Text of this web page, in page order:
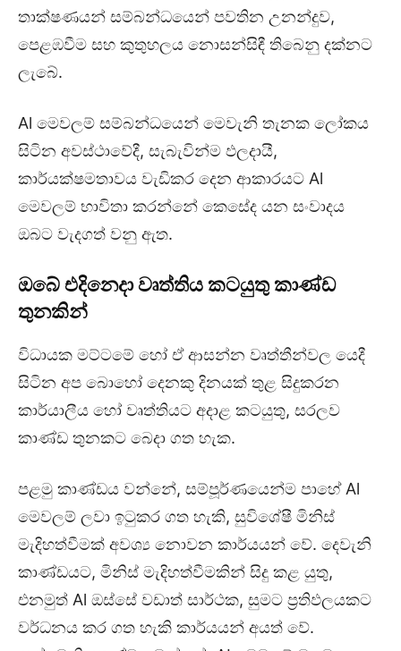
තාක්ෂණයන් සම්බන්ධයෙන් පවතින උනන්දුව,
පෙළඹවීම සහ කුතුහලය නොසන්සිඳී තිබෙනු දක්නට
ලැබේ.
Al මෙවලම් සම්බන්ධයෙන් මෙවැනි තැනක ලෝකය
සිටින අවස්ථාවේදී, සැබැවින්ම ඵලදායී,
කාර්යක්ෂමතාවය වැඩිකර දෙන ආකාරයට Al
මෙවලම් භාවිතා කරන්නේ කෙසේද යන සංවාදය
ඔබට වැදගත් වනු ඇත.
ඔබේ එදිනෙදා වෘත්තිය කටයුතු කාණ්ඩ
තුනකින්
විධායක මට්ටමේ හෝ ඒ ආසන්න වෘත්තීන්වල යෙදී
සිටින අප බොහෝ දෙනකු දිනයක් තුළ සිදුකරන
කාර්යාලීය හෝ වෘත්තියට අදාළ කටයුතු, සරලව
කාණ්ඩ තුනකට බෙදා ගත හැක.
පළමු කාණ්ඩය වන්නේ, සම්පූර්ණයෙන්ම පාහේ Al
මෙවලම් ලවා ඉටුකර ගත හැකි, සුවිශේෂී මිනිස්
මැදිහත්වීමක් අවශ්‍ය නොවන කාර්යයන් වේ. දෙවැනි
කාණ්ඩයට, මිනිස් මැදිහත්වීමකින් සිදු කළ යුතු,
එනමුත් Al ඔස්සේ වඩාත් සාර්ථක, සුමට ප්‍රතිඵලයකට
වර්ධනය කර ගත හැකි කාර්යයන් අයත් වේ.